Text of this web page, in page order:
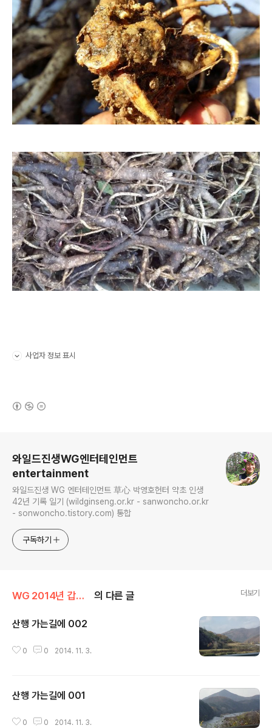
사업자 정보 표시
와일드진생WG엔터테인먼트
entertainment
와일드진생 WG 엔터테인먼트 草心 박영호헌터 약초 인생
42년 기록 일기 (wildginseng.or.kr - sanwoncho.or.kr
- sonwoncho.tistory.com) 통합
구독하기
WG 2014년 갑오년 기록 의 다른 글 더보기
산행 가는길에 002
0 0 2014. 11. 3.
산행 가는길에 001
0 0 2014. 11. 3.